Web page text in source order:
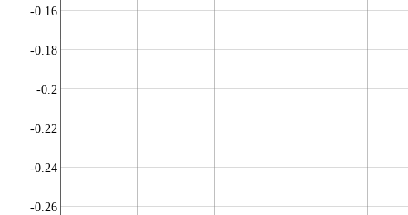
-0.26
-0.24
-0.22
-0.2
-0.18
-0.16